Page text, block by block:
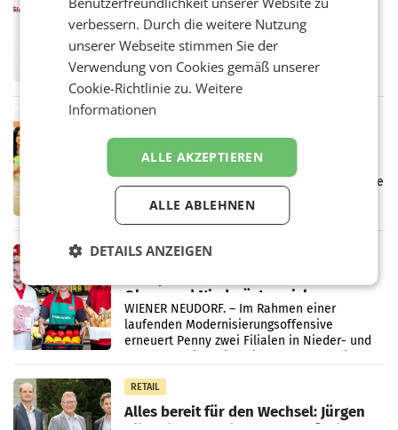
ProSiebenSat.1 spart und macht
überraschend viel Gewinn
UNTERFÖHRING/MAILAND/AMSTERDAM. Der
Frühjahr dank Kostensenkungen operativ
wieder Gewinn gemacht und die
Markterwartung deutlich übertroffen.
RETAIL
Eine Bühne für Zirkularität: ARA und
Müller informieren am POS über
Kreislauffähigkeit
Über den gesamten August hinweg rücken die
Altstoff Recycling Austria AG (ARA) und der
Handelskonzern Müller die Initiative
„Kreislauf-Helden“ in allen österreichischen
Müller-Filialen
RETAIL
Ober- und Niederösterreich
WIENER NEUDORF. – Im Rahmen einer
laufenden Modernisierungsoffensive
erneuert Penny zwei Filialen in Nieder- und
RETAIL
Alles bereit für den Wechsel: Jürgen
verbessern. Durch die weitere Nutzung
unserer Webseite stimmen Sie der
Verwendung von Cookies gemäß unserer
Cookie-Richtlinie zu.Weitere
Informationen
ALLE AKZEPTIEREN
ALLE ABLEHNEN
DETAILS ANZEIGEN